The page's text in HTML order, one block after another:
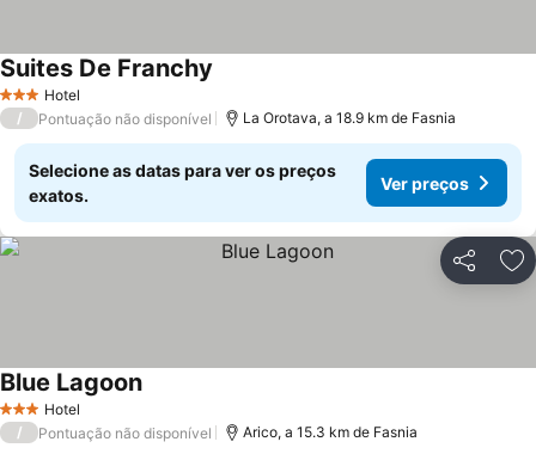
3 EstrelasHotel
Suites De Franchy
/ Pontuação não disponível La Orotava, a 18.9 km de Fasnia
Selecione as datas para ver os preços
exatos.
Ver preços
Partilhar
3 EstrelasHotel
Blue Lagoon
/ Pontuação não disponível Arico, a 15.3 km de Fasnia